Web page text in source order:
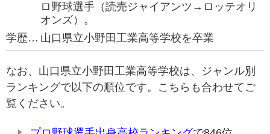
ロ野球選手（読売ジャイアンツ→ロッテオリ
オンズ）。
学歴… 山口県立小野田工業高等学校を卒業
なお、山口県立小野田工業高等学校は、ジャンル別
ランキングで以下の順位です。こちらも合わせてご
覧ください。